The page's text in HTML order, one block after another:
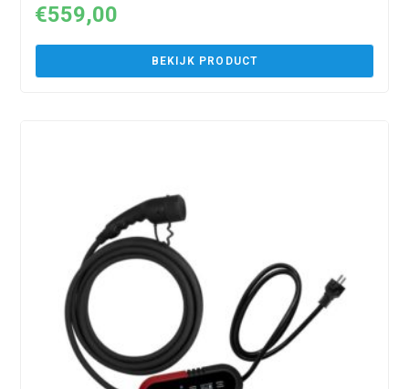
€559,00
BEKIJK PRODUCT